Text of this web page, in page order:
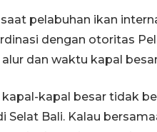
pelabuhan ikan
dengan otoritas
dan waktu kapal
kapal besar tidak
Selat Bali. Kalau